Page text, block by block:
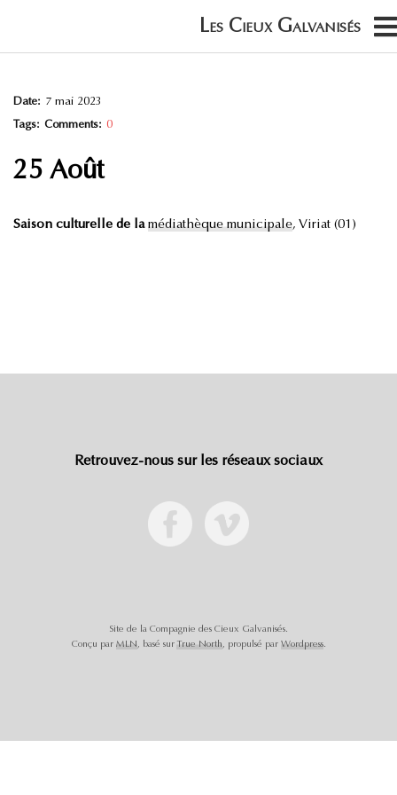
Date: 7 mai 2023
Tags: Comments: 0
25 Août
Saison culturelle de la médiathèque municipale, Viriat (01)
Retrouvez-nous sur les réseaux sociaux
Site de la Compagnie des Cieux Galvanisés.
Conçu par MLN, basé sur True North, propulsé par Wordpress.